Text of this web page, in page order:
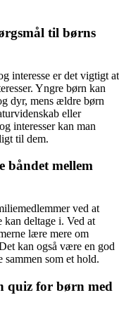
til børns
interesse er det vigtigt at
Yngre børn kan
dyr, mens ældre børn
eller
interesser kan man
til dem.
båndet mellem
ved at
deltage i. Ved at
lære mere om
kan også være en god
som et hold.
quiz for børn med